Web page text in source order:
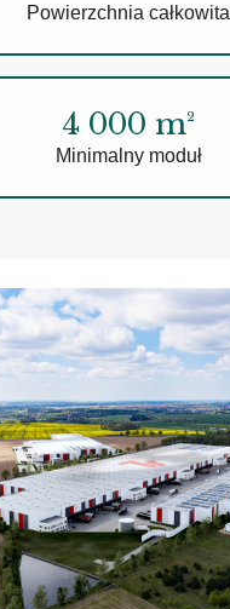
Powierzchnia całkowita
4 000 m²
Minimalny moduł